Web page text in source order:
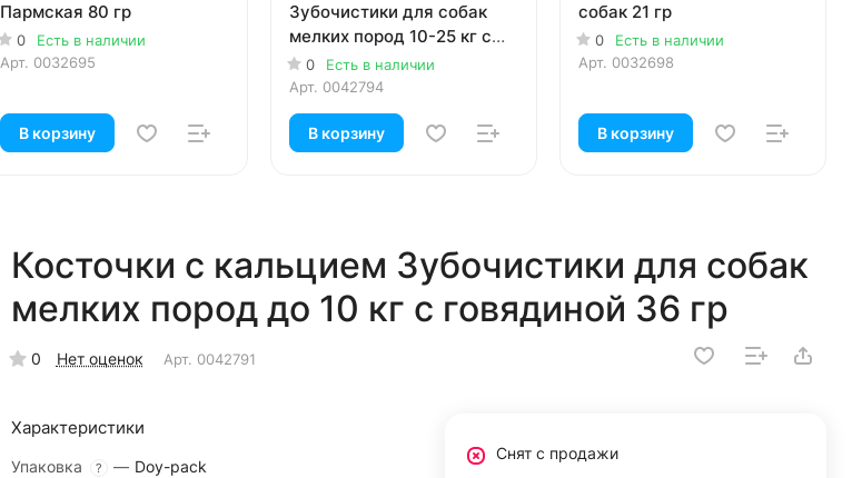
Пармская 80 гр
0
Есть в наличии
Арт. 0032695
В корзину
Зубочистики для собак
мелких пород 10-25 кг с
курицей 95 гр
0
Есть в наличии
Арт. 0042794
В корзину
собак 21 гр
0
Есть в наличии
Арт. 0032698
В корзину
Косточки с кальцием Зубочистики для собак
мелких пород до 10 кг с говядиной 36 гр
0 Нет оценок Арт. 0042791
Характеристики
Упаковка ? — Doy-pack
Снят с продажи